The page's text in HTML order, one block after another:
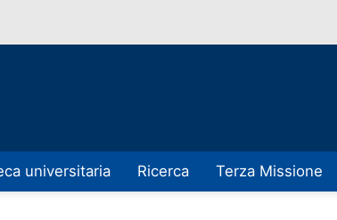
universitaria Ricerca Terza Missione